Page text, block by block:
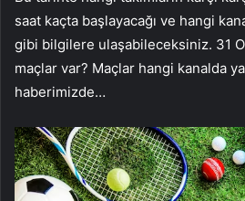
saat kaçta başlayacağı ve hangi
gibi bilgilere ulaşabileceksiniz. 31
maçlar var? Maçlar hangi kanalda
haberimizde…